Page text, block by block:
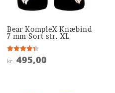
Bear KompleX Knæbind
7 mm Sort str. XL
Vurderet
4.3
kr. 495,00